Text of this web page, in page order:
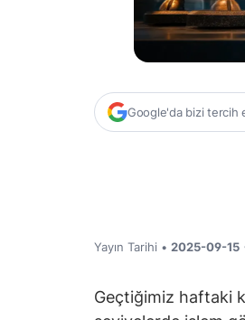
Google'da bizi tercih
Yayın Tarihi • 2025-09-15
Geçtiğimiz haftaki